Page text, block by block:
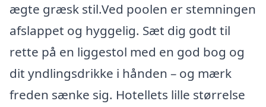
ægte græsk stil.Ved poolen er stemningen
afslappet og hyggelig. Sæt dig godt til
rette på en liggestol med en god bog og
dit yndlingsdrikke i hånden – og mærk
freden sænke sig. Hotellets lille størrelse